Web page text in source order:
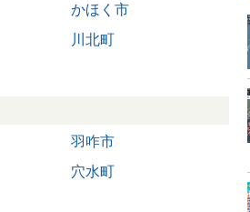
かほく市
川北町
羽咋市
穴水町